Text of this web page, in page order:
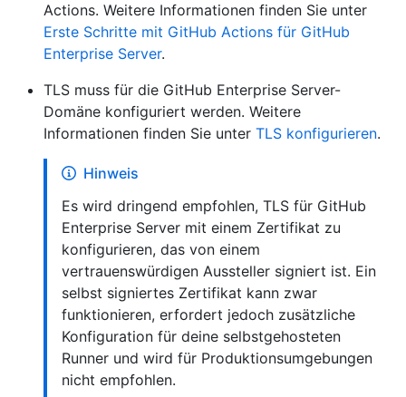
Actions. Weitere Informationen finden Sie unter
Erste Schritte mit GitHub Actions für GitHub
Enterprise Server.
TLS muss für die GitHub Enterprise Server-
Domäne konfiguriert werden. Weitere
Informationen finden Sie unter TLS konfigurieren.
Hinweis
Es wird dringend empfohlen, TLS für GitHub
Enterprise Server mit einem Zertifikat zu
konfigurieren, das von einem
vertrauenswürdigen Aussteller signiert ist. Ein
selbst signiertes Zertifikat kann zwar
funktionieren, erfordert jedoch zusätzliche
Konfiguration für deine selbstgehosteten
Runner und wird für Produktionsumgebungen
nicht empfohlen.